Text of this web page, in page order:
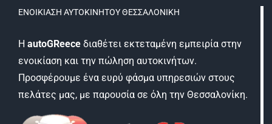
ΕΝΟΙΚΊΑΣΗ ΑΥΤΟΚΙΝΉΤΟΥ ΘΕΣΣΑΛΟΝΊΚΗ
Η autoGReece διαθέτει εκτεταμένη εμπειρία στην
ενοικίαση και την πώληση αυτοκινήτων.
Προσφέρουμε ένα ευρύ φάσμα υπηρεσιών στους
πελάτες μας, με παρουσία σε όλη την Θεσσαλονίκη.